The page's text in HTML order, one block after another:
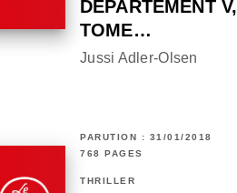
DÉPARTEMENT V,
TOME…
Jussi Adler-Olsen
PARUTION : 31/01/2018
768 PAGES
THRILLER